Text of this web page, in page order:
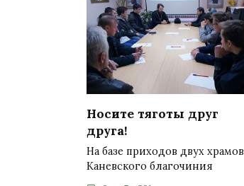
Носите тяготы друг
друга!
На базе приходов двух храмов
Каневского благочиния